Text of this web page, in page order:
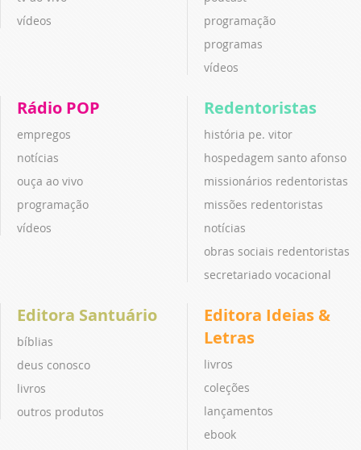
vídeos
programação
programas
vídeos
Rádio POP
empregos
notícias
ouça ao vivo
programação
vídeos
Redentoristas
história pe. vitor
hospedagem santo afonso
missionários redentoristas
missões redentoristas
notícias
obras sociais redentoristas
secretariado vocacional
Editora Santuário
bíblias
deus conosco
livros
outros produtos
Editora Ideias &
Letras
livros
coleções
lançamentos
ebook